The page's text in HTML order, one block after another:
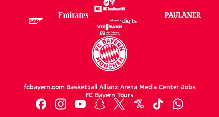
fcbayern.com Basketball Allianz Arena Media Center Jobs
FC Bayern Tours